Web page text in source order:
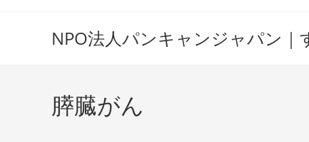
NPO法人パンキャンジャパン
膵臓がん